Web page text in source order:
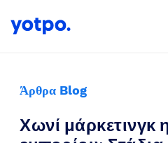
Άρθρα Blog
Χωνί μάρκετινγκ